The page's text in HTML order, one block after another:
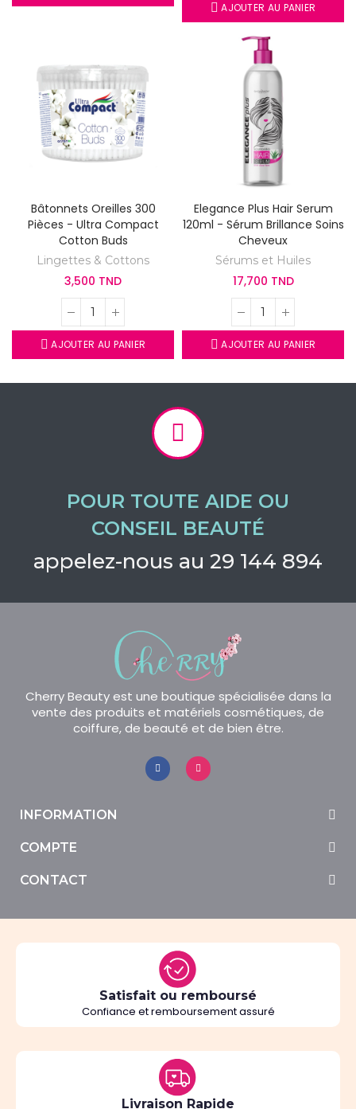
AJOUTER AU PANIER
Bâtonnets Oreilles 300
Pièces - Ultra Compact
Cotton Buds
Lingettes & Cottons
3,500 TND
AJOUTER AU PANIER
Elegance Plus Hair Serum
120ml - Sérum Brillance Soins
Cheveux
Sérums et Huiles
17,700 TND
AJOUTER AU PANIER
POUR TOUTE AIDE OU
CONSEIL BEAUTÉ
appelez-nous au 29 144 894
Cherry Beauty est une boutique spécialisée dans la
vente des produits et matériels cosmétiques, de
coiffure, de beauté et de bien être.
INFORMATION
COMPTE
CONTACT
Satisfait ou remboursé
Confiance et remboursement assuré
Livraison Rapide